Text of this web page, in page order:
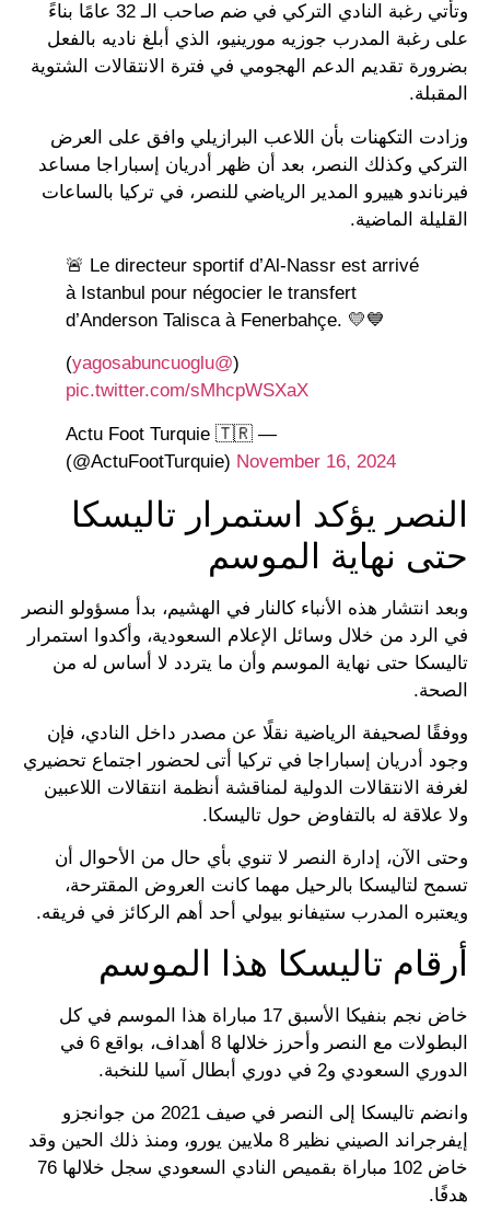
وتأتي رغبة النادي التركي في ضم صاحب الـ 32 عامًا بناءً
على رغبة المدرب جوزيه مورينيو، الذي أبلغ ناديه بالفعل
بضرورة تقديم الدعم الهجومي في فترة الانتقالات الشتوية
المقبلة.
وزادت التكهنات بأن اللاعب البرازيلي وافق على العرض
التركي وكذلك النصر، بعد أن ظهر أدريان إسباراجا مساعد
فيرناندو هييرو المدير الرياضي للنصر، في تركيا بالساعات
القليلة الماضية.
🚨 Le directeur sportif d’Al-Nassr est arrivé
à Istanbul pour négocier le transfert
d’Anderson Talisca à Fenerbahçe. 💛💙
(
@yagosabuncuoglu
)
pic.twitter.com/sMhcpWSXaX
— Actu Foot Turquie 🇹🇷
(@ActuFootTurquie) November 16, 2024
النصر يؤكد استمرار تاليسكا
حتى نهاية الموسم
وبعد انتشار هذه الأنباء كالنار في الهشيم، بدأ مسؤولو النصر
في الرد من خلال وسائل الإعلام السعودية، وأكدوا استمرار
تاليسكا حتى نهاية الموسم وأن ما يتردد لا أساس له من
الصحة.
ووفقًا لصحيفة الرياضية نقلًا عن مصدر داخل النادي، فإن
وجود أدريان إسباراجا في تركيا أتى لحضور اجتماع تحضيري
لغرفة الانتقالات الدولية لمناقشة أنظمة انتقالات اللاعبين
ولا علاقة له بالتفاوض حول تاليسكا.
وحتى الآن، إدارة النصر لا تنوي بأي حال من الأحوال أن
تسمح لتاليسكا بالرحيل مهما كانت العروض المقترحة،
ويعتبره المدرب ستيفانو بيولي أحد أهم الركائز في فريقه.
أرقام تاليسكا هذا الموسم
خاض نجم بنفيكا الأسبق 17 مباراة هذا الموسم في كل
البطولات مع النصر وأحرز خلالها 8 أهداف، بواقع 6 في
الدوري السعودي و2 في دوري أبطال آسيا للنخبة.
وانضم تاليسكا إلى النصر في صيف 2021 من جوانجزو
إيفرجراند الصيني نظير 8 ملايين يورو، ومنذ ذلك الحين وقد
خاض 102 مباراة بقميص النادي السعودي سجل خلالها 76
هدفًا.